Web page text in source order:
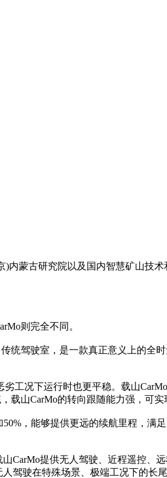
蒙古研究院以及国内智慧矿山技
则完全不同。
驾驶室，是一款真正意义上的全
况下运行时也更平稳。载山
山CarMo的转向跟随能力强，可实
，能够提供更远的续航里程，满
提供无人驾驶、近程遥控、
驾驶在特殊场景、极端工况下的长尾